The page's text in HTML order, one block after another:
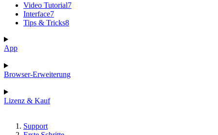
Video Tutorial7
Interface7
Tips & Tricks8
App
Browser-Erweiterung
Lizenz & Kauf
Support